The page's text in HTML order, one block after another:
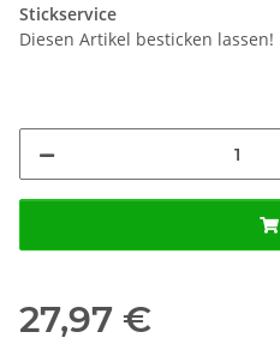
Stickservice
Diesen Artikel besticken lassen!
27,97 €